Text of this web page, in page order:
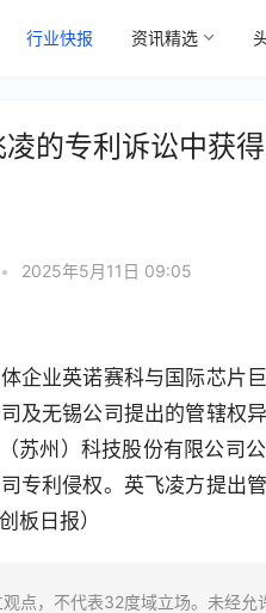
行业快报 资讯精选
的专利诉讼中获
• 2025年5月11日 09:05
企业英诺赛科与国际芯片
及无锡公司提出的管辖权
苏州）科技股份有限公司
专利侵权。英飞凌方提出
板日报）
点，不代表32度域立场。未经允